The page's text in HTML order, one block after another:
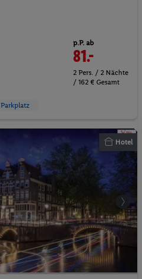
p.P. ab
81.-
2 Pers. / 2 Nächte
/ 162 € Gesamt
Parkplatz
Hotel